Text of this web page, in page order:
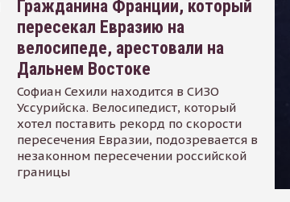
Гражданина Франции, который
пересекал Евразию на
велосипеде, арестовали на
Дальнем Востоке
Софиан Сехили находится в СИЗО
Уссурийска. Велосипедист, который
хотел поставить рекорд по скорости
пересечения Евразии, подозревается в
незаконном пересечении российской
границы